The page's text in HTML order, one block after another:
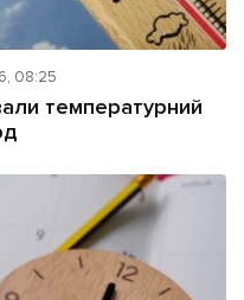
08:25
температурний